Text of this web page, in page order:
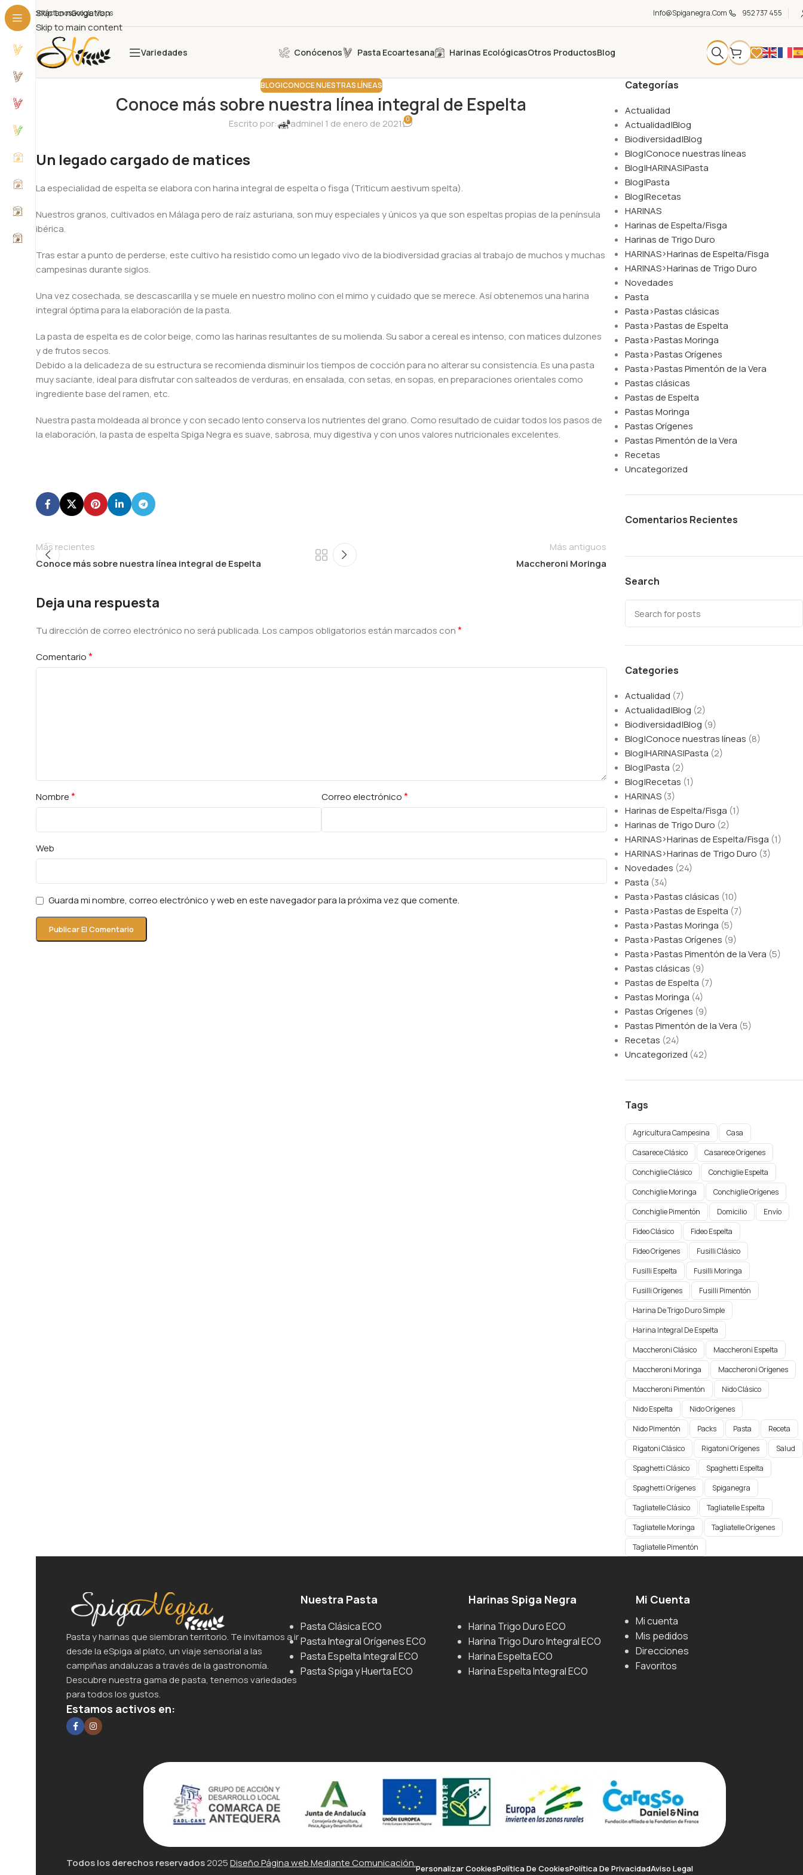
Skip to navigation
Skip to main content
ContáctanosGoogle Maps Info@spiganegra.com 952 737 455
Variedades Conócenos Pasta Ecoartesana Harinas EcológicasOtros ProductosBlog
BLOG|CONOCE NUESTRAS LÍNEAS
Conoce más sobre nuestra línea integral de Espelta
Escrito por: adminel 1 de enero de 2021 0
Un legado cargado de matices
La especialidad de espelta se elabora con harina integral de espelta o fisga (Triticum aestivum spelta).
Nuestros granos, cultivados en Málaga pero de raíz asturiana, son muy especiales y únicos ya que son espeltas propias de la península
ibérica.
Tras estar a punto de perderse, este cultivo ha resistido como un legado vivo de la biodiversidad gracias al trabajo de muchos y muchas
campesinas durante siglos.
Una vez cosechada, se descascarilla y se muele en nuestro molino con el mimo y cuidado que se merece. Así obtenemos una harina
integral óptima para la elaboración de la pasta.
La pasta de espelta es de color beige, como las harinas resultantes de su molienda. Su sabor a cereal es intenso, con matices dulzones
y de frutos secos.
Debido a la delicadeza de su estructura se recomienda disminuir los tiempos de cocción para no alterar su consistencia. Es una pasta
muy saciante, ideal para disfrutar con salteados de verduras, en ensalada, con setas, en sopas, en preparaciones orientales como
ingrediente base del ramen, etc.
Nuestra pasta moldeada al bronce y con secado lento conserva los nutrientes del grano. Como resultado de cuidar todos los pasos de
la elaboración, la pasta de espelta Spiga Negra es suave, sabrosa, muy digestiva y con unos valores nutricionales excelentes.
Más recientes
Conoce más sobre nuestra línea integral de Espelta
Más antiguos
Maccheroni Moringa
Deja una respuesta
Tu dirección de correo electrónico no será publicada.Los campos obligatorios están marcados con*
Comentario*
Nombre* Correo electrónico*
Web
Guarda mi nombre, correo electrónico y web en este navegador para la próxima vez que comente.
Alternative:
Categorías
Actualidad
Actualidad|Blog
Biodiversidad|Blog
Blog|Conoce nuestras líneas
Blog|HARINAS|Pasta
Blog|Pasta
Blog|Recetas
HARINAS
Harinas de Espelta/Fisga
Harinas de Trigo Duro
HARINAS>Harinas de Espelta/Fisga
HARINAS>Harinas de Trigo Duro
Novedades
Pasta
Pasta>Pastas clásicas
Pasta>Pastas de Espelta
Pasta>Pastas Moringa
Pasta>Pastas Orígenes
Pasta>Pastas Pimentón de la Vera
Pastas clásicas
Pastas de Espelta
Pastas Moringa
Pastas Orígenes
Pastas Pimentón de la Vera
Recetas
Uncategorized
Comentarios Recientes
Search
Categories
Actualidad (7)
Actualidad|Blog (2)
Biodiversidad|Blog (9)
Blog|Conoce nuestras líneas (8)
Blog|HARINAS|Pasta (2)
Blog|Pasta (2)
Blog|Recetas (1)
HARINAS(3)
Harinas de Espelta/Fisga (1)
Harinas de Trigo Duro (2)
HARINAS>Harinas de Espelta/Fisga (1)
HARINAS>Harinas de Trigo Duro (3)
Novedades (24)
Pasta (34)
Pasta>Pastas clásicas (10)
Pasta>Pastas de Espelta (7)
Pasta>Pastas Moringa (5)
Pasta>Pastas Orígenes (9)
Pasta>Pastas Pimentón de la Vera (5)
Pastas clásicas (9)
Pastas de Espelta (7)
Pastas Moringa (4)
Pastas Orígenes (9)
Pastas Pimentón de la Vera (5)
Recetas (24)
Uncategorized (42)
Tags
Agricultura Campesina
Casa
Casarece Clásico
Casarece Orígenes
Conchiglie Clásico
Conchiglie Espelta
Conchiglie Moringa
Conchiglie Orígenes​
Conchiglie Pimentón
Domicilio
Envío
Fideo Clásico
Fideo Espelta
Fideo Orígenes
Fusilli Clásico
Fusilli Espelta
Fusilli Moringa
Fusilli Orígenes​
Fusilli Pimentón
Harina De Trigo Duro Simple
Harina Integral De Espelta
Maccheroni Clásico
Maccheroni Espelta
Maccheroni Moringa
Maccheroni Orígenes​
Maccheroni Pimentón
Nido Clásico
Nido Espelta
Nido Orígenes
Nido Pimentón
Packs Pasta
Receta
Rigatoni Clásico
Rigatoni Orígenes
Salud
Spaghetti Clásico
Spaghetti Espelta
Spaghetti Orígenes​
Spiganegra
Tagliatelle Clásico
Tagliatelle Espelta
Tagliatelle Moringa
Tagliatelle Orígenes
Tagliatelle Pimentón
Pasta y harinas que siembran territorio. Te invitamos a ir
desde la eSpiga al plato, un viaje sensorial a las
campiñas andaluzas a través de la gastronomía.
Descubre nuestra gama de pasta, tenemos variedades
para todos los gustos.
Estamos activos en:
Nuestra Pasta
Pasta Clásica ECO
Pasta Integral Orígenes ECO
Pasta Espelta Integral ECO
Pasta Spiga y Huerta ECO
Harinas Spiga Negra
Harina Trigo Duro ECO
Harina Trigo Duro Integral ECO
Harina Espelta ECO
Harina Espelta Integral ECO
Mi Cuenta
Mi cuenta
Mis pedidos
Direcciones
Favoritos
Todos los derechos reservados2025Diseño Página web Mediante Comunicación.Personalizar CookiesPolítica De CookiesPolítica De PrivacidadAviso Legal